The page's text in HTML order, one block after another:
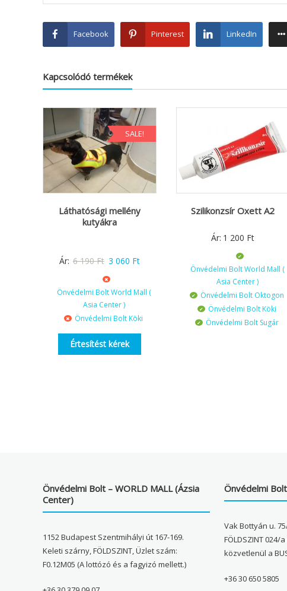
Facebook Pinterest LinkedIn
Kapcsolódó termékek
SALE!
Láthatósági mellény
kutyákra
Ár: 6 190Ft Original
price
was:
6
190 Ft.
3 060 FtCurrent
is:
060 Ft.
Önvédelmi Bolt World Mall (
Asia Center )
Önvédelmi Bolt Köki
Értesítést kérek
Szilikonzsír Oxett A2
Ár: 1 200 Ft
Önvédelmi Bolt World Mall (
Asia Center )
Önvédelmi Bolt Oktogon
Önvédelmi Bolt Köki
Önvédelmi Bolt Sugár
Önvédelmi Bolt – WORLD MALL (Ázsia
Center)
1152 Budapest Szentmihályi út 167-169.
Keleti szárny, FÖLDSZINT, Üzlet szám:
F0.12M05 (A lottózó és a fagyizó mellett.)
Önvédelmi
Vak Bottyán u.
FÖLDSZINT 024/
közvetlenül a
+36 30 650 5805